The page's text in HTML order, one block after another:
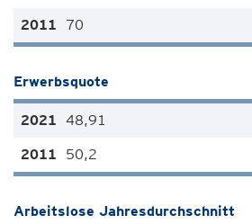
70
Erwerbsquote
48,91
50,2
Arbeitslose Jahresdurchschnitt